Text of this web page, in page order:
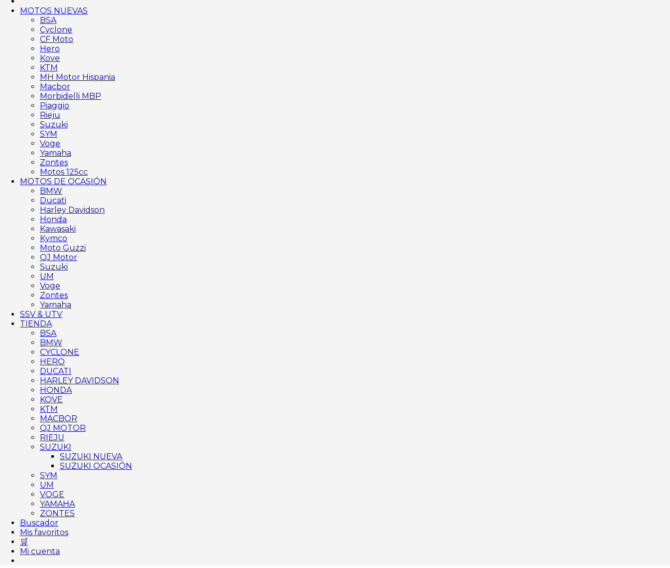
MOTOS NUEVAS
BSA
Cyclone
CF Moto
Hero
Kove
KTM
MH Motor Hispania
Macbor
Morbidelli MBP
Piaggio
Rieju
Suzuki
SYM
Voge
Yamaha
Zontes
Motos 125cc
MOTOS DE OCASIÓN
BMW
Ducati
Harley Davidson
Honda
Kawasaki
Kymco
Moto Guzzi
QJ Motor
Suzuki
UM
Voge
Zontes
Yamaha
SSV & UTV
TIENDA
BSA
BMW
CYCLONE
HERO
DUCATI
HARLEY DAVIDSON
HONDA
KOVE
KTM
MACBOR
QJ MOTOR
RIEJU
SUZUKI
SUZUKI NUEVA
SUZUKI OCASIÓN
SYM
UM
VOGE
YAMAHA
ZONTES
Buscador
Mis favoritos
🛒
Mi cuenta